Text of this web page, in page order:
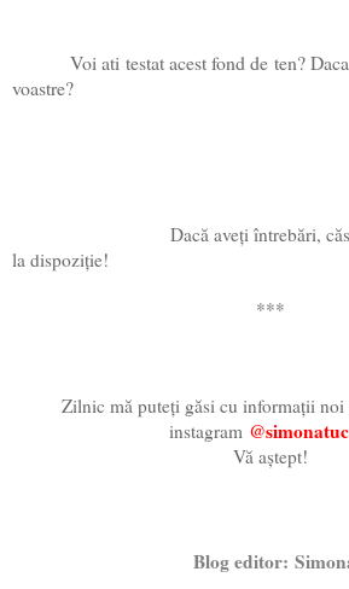
Voi ati testat acest fond de ten?
voastre?
Dacă aveți întrebări,
la dispoziție!
***
Zilnic mă puteți găsi cu informații noi
instagram
Vă aștept!
Blog editor: